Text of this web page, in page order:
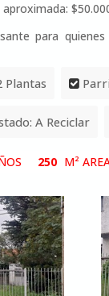
para
Plantas
A Reciclar
250 M²